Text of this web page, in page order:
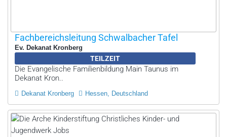
Fachbereichsleitung Schwalbacher Tafel
Ev. Dekanat Kronberg
TEILZEIT
Die Evangelische Familienbildung Main Taunus im
Dekanat Kron..
Dekanat Kronberg Hessen, Deutschland